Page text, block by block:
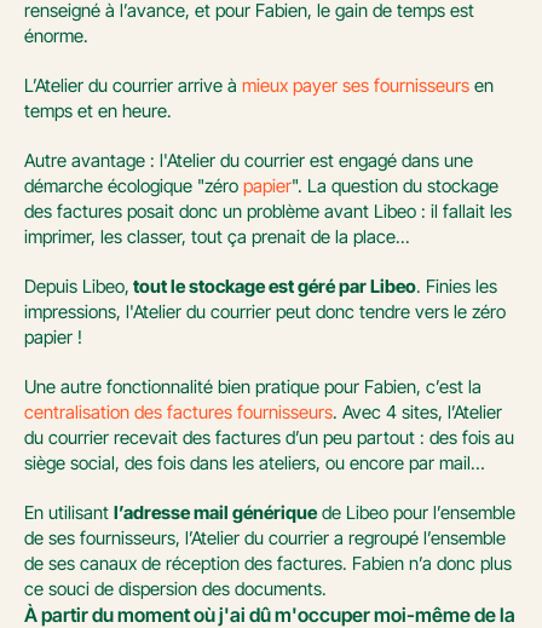
renseigné à l’avance, et pour Fabien, le gain de temps est
énorme.
L’Atelier du courrier arrive à mieux payer ses fournisseurs en
temps et en heure.
Autre avantage : l'Atelier du courrier est engagé dans une
démarche écologique "zéro papier". La question du stockage
des factures posait donc un problème avant Libeo : il fallait les
imprimer, les classer, tout ça prenait de la place...
Depuis Libeo, tout le stockage est géré par Libeo. Finies les
impressions, l'Atelier du courrier peut donc tendre vers le zéro
papier !
centralisation des factures fournisseurs. Avec 4 sites, l’Atelier
du courrier recevait des factures d’un peu partout : des fois au
siège social, des fois dans les ateliers, ou encore par mail…
En utilisant l’adresse mail générique de Libeo pour l’ensemble
de ses fournisseurs, l’Atelier du courrier a regroupé l’ensemble
de ses canaux de réception des factures. Fabien n’a donc plus
ce souci de dispersion des documents.
À partir du moment où j'ai dû m'occuper moi-même de la